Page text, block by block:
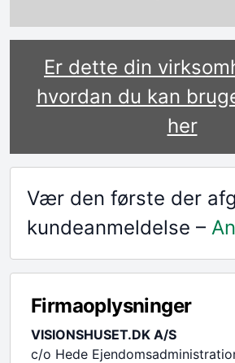
Er dette din
hvordan du kan
her
Vær den første der
kundeanmeldelse –
Firmaoplysninger
VISIONSHUSET.DK A/S
c/o Hede